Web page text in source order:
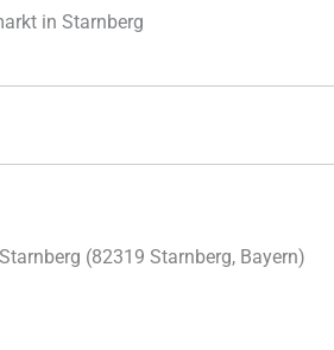
in Starnberg
(82319 Starnberg, Bayern)